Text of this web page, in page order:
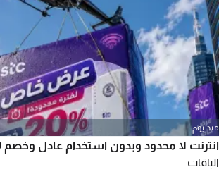
تسليك مجانا صيانة مجانا
منذ يوم
الباقات